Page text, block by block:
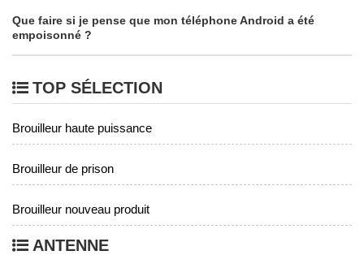
Que faire si je pense que mon téléphone Android a été
empoisonné ?
TOP SÉLECTION
Brouilleur haute puissance
Brouilleur de prison
Brouilleur nouveau produit
ANTENNE